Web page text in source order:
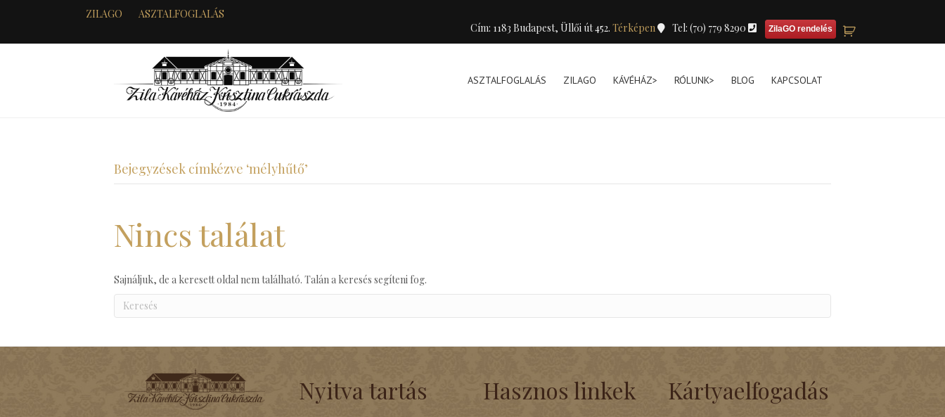
ZILAGO
ASZTALFOGLALÁS
Cím: 1183 Budapest, Üllői út 452. Térképen Tel: (70) 779 8290 ZilaGO rendelés
ASZTALFOGLALÁS ZILAGO KÁVÉHÁZ> RÓLUNK> BLOG KAPCSOLAT
Bejegyzések címkézve ‘mélyhűtő’
Nincs találat
Sajnáljuk, de a keresett oldal nem található. Talán a keresés segíteni fog.
Nyitva tartás Hasznos linkek Kártyaelfogadás